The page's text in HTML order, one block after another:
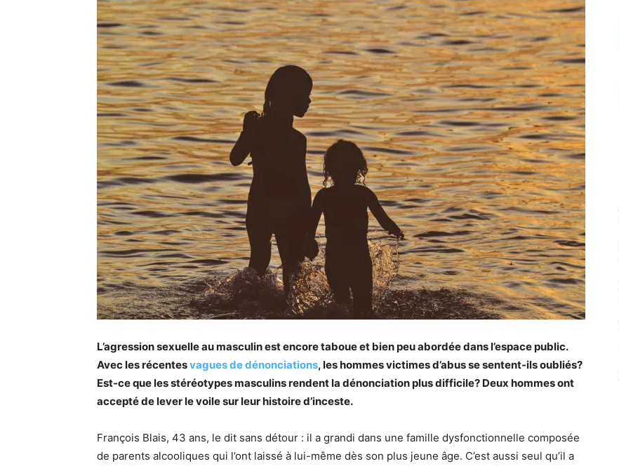
L’agression sexuelle au masculin est encore taboue et bien peu abordée dans l’espace public.
Avec les récentesvagues de dénonciations, les hommes victimes d’abus se sentent-ils oubliés?
Est-ce que les stéréotypes masculins rendent la dénonciation plus difficile? Deux hommes ont
accepté de lever le voile sur leur histoire d’inceste.
François Blais, 43 ans, le dit sans détour : il a grandi dans une famille dysfonctionnelle composée
de parents alcooliques qui l’ont laissé à lui-même dès son plus jeune âge. C’est aussi seul qu’il a